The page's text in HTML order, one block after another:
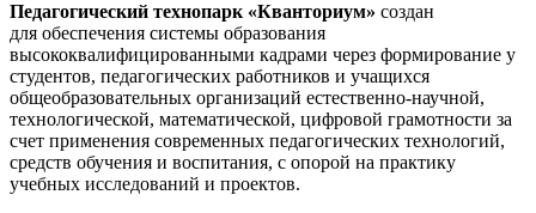
Педагогический технопарк «Кванториум» создан
для обеспечения системы образования
высококвалифицированными кадрами через формирование у
студентов, педагогических работников и учащихся
общеобразовательных организаций естественно-научной,
технологической, математической, цифровой грамотности за
счет применения современных педагогических технологий,
средств обучения и воспитания, с опорой на практику
учебных исследований и проектов.